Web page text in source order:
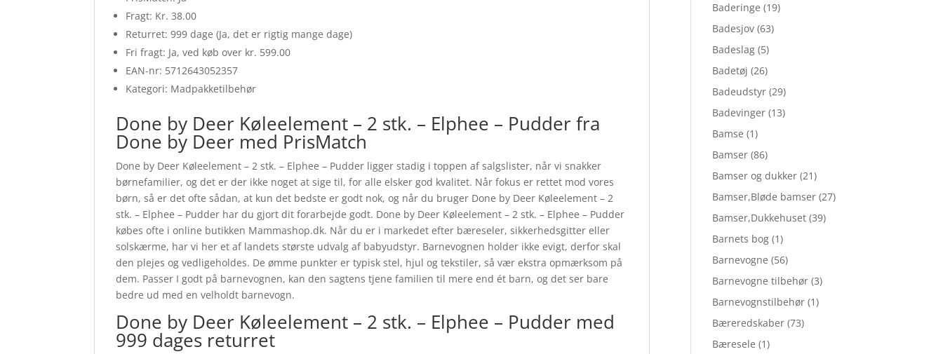
Fragt: Kr. 38.00
Returret: 999 dage (Ja, det er rigtig mange dage)
Fri fragt: Ja, ved køb over kr. 599.00
EAN-nr: 5712643052357
Kategori: Madpakketilbehør
Done by Deer Køleelement – 2 stk. – Elphee – Pudder fra
Done by Deer med PrisMatch
Done by Deer Køleelement – 2 stk. – Elphee – Pudder ligger stadig i toppen af salgslister, når vi snakker
børnefamilier, og det er der ikke noget at sige til, for alle elsker god kvalitet. Når fokus er rettet mod vores
børn, så er det ofte sådan, at kun det bedste er godt nok, og når du bruger Done by Deer Køleelement – 2
stk. – Elphee – Pudder har du gjort dit forarbejde godt. Done by Deer Køleelement – 2 stk. – Elphee – Pudder
købes ofte i online butikken Mammashop.dk. Når du er i markedet efter bæreseler, sikkerhedsgitter eller
solskærme, har vi her et af landets største udvalg af babyudstyr. Barnevognen holder ikke evigt, derfor skal
den plejes og vedligeholdes. De ømme punkter er typisk stel, hjul og tekstiler, så vær ekstra opmærksom på
dem. Passer I godt på barnevognen, kan den sagtens tjene familien til mere end ét barn, og det ser bare
bedre ud med en velholdt barnevogn.
Done by Deer Køleelement – 2 stk. – Elphee – Pudder med
999 dages returret
Baderinge (19)
Badesjov (63)
Badeslag (5)
Badetøj (26)
Badeudstyr (29)
Badevinger (13)
Bamse (1)
Bamser (86)
Bamser og dukker (21)
Bamser,Bløde bamser (27)
Bamser,Dukkehuset (39)
Barnets bog (1)
Barnevogne (56)
Barnevogne tilbehør (3)
Barnevognstilbehør (1)
Bæreredskaber (73)
Bæresele (1)